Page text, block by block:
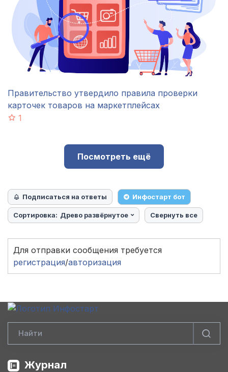
Правительство утвердило правила проверки
карточек товаров на маркетплейсах
1
Посмотреть ещё
Подписаться на ответы Инфостарт бот
Сортировка: Древо развёрнутое Свернуть все
Для отправки сообщения требуется
регистрация/авторизация
Журнал